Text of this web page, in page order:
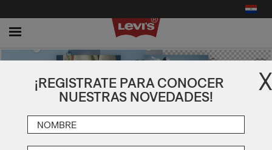
Toggle
X
¡REGISTRATE PARA CONOCER
NUESTRAS NOVEDADES!